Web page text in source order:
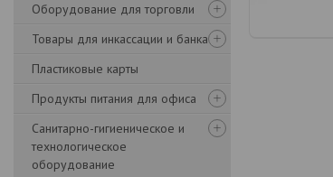
Оборудование для торговли
Товары для инкассации и банка
Пластиковые карты
Продукты питания для офиса
Санитарно-гигиеническое и
технологическое
оборудование